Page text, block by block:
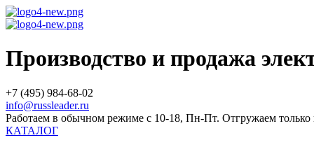
Производство и продажа
+7 (495) 984-68-02
info@russleader.ru
Работаем в обычном режиме с 10-18, Пн-Пт. Отгружаем
КАТАЛОГ